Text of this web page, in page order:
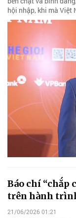
hội nhập, khi mà Việt
Báo chí “chắp
trên hành
21/06/2026 01:21